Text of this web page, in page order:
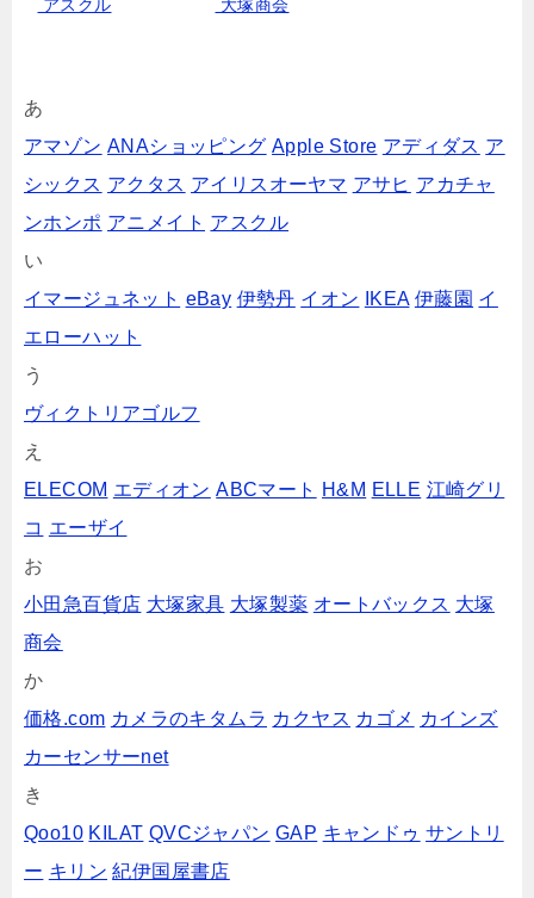
アスクル 大塚商会
あ
アマゾン ANAショッピング Apple Store アディダス ア
シックス アクタス アイリスオーヤマ アサヒ アカチャ
ンホンポ アニメイト アスクル
い
イマージュネット eBay 伊勢丹 イオン IKEA 伊藤園 イ
エローハット
う
ヴィクトリアゴルフ
え
ELECOM エディオン ABCマート H&M ELLE 江崎グリ
コ エーザイ
お
小田急百貨店 大塚家具 大塚製薬 オートバックス 大塚
商会
か
価格.com カメラのキタムラ カクヤス カゴメ カインズ
カーセンサーnet
き
Qoo10 KILAT QVCジャパン GAP キャンドゥ サントリ
ー キリン 紀伊国屋書店